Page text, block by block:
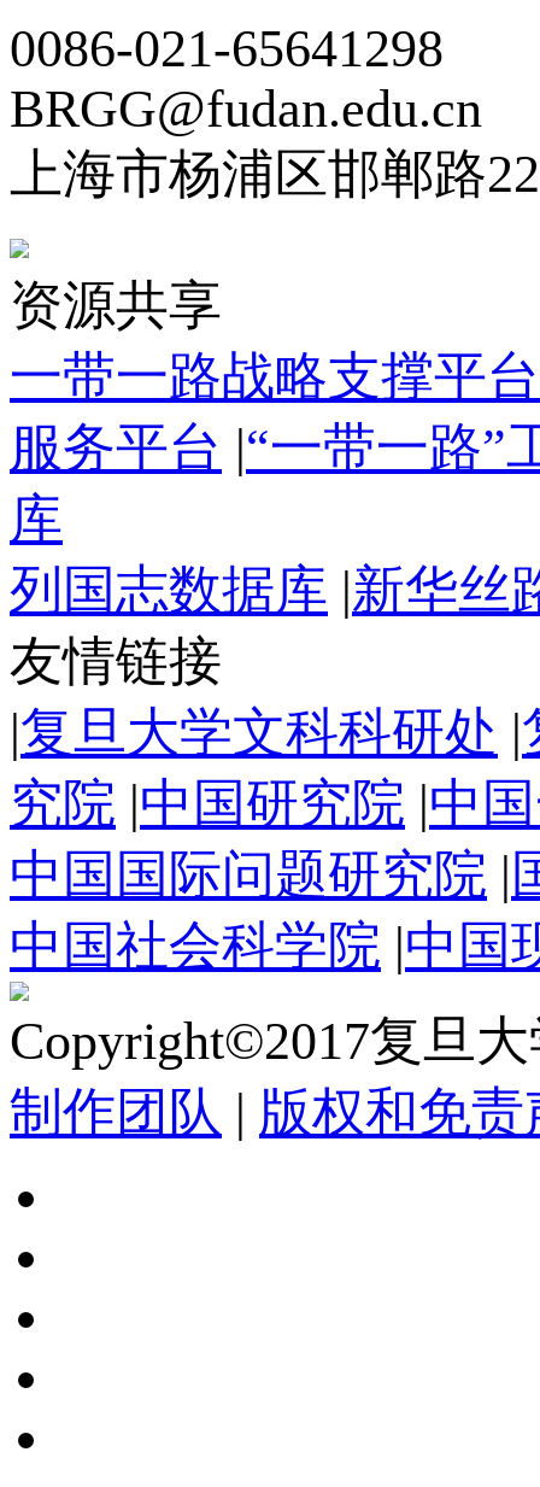
0086-021-65641298
BRGG@fudan.edu.cn
上海市杨浦区邯郸路
资源共享
一带一路战略支撑平台
服务平台 |“一带一路”
库
列国志数据库 |新华丝
友情链接
|复旦大学文科科研处 |
究院 |中国研究院 |中
中国国际问题研究院 |
中国社会科学院 |中国
Copyright©2017复旦
制作团队 | 版权和免责